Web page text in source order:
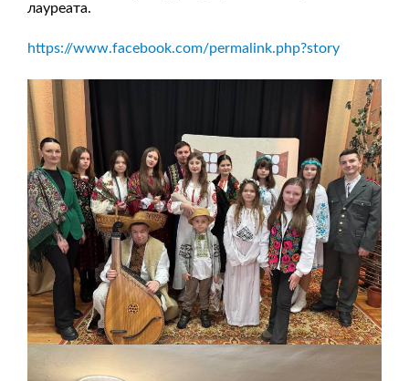
лауреата.
https://www.facebook.com/permalink.php?story